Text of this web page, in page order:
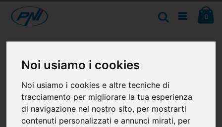
Noi usiamo i cookies
Noi usiamo i cookies e altre tecniche di
tracciamento per migliorare la tua esperienza
di navigazione nel nostro sito, per mostrarti
contenuti personalizzati e annunci mirati, per
Salta
al
contenuto
0
Cerca
Vai
immagini